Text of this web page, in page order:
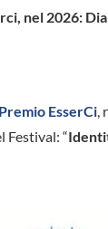
nel 2026:
Premio EsserCi,
Festival: “